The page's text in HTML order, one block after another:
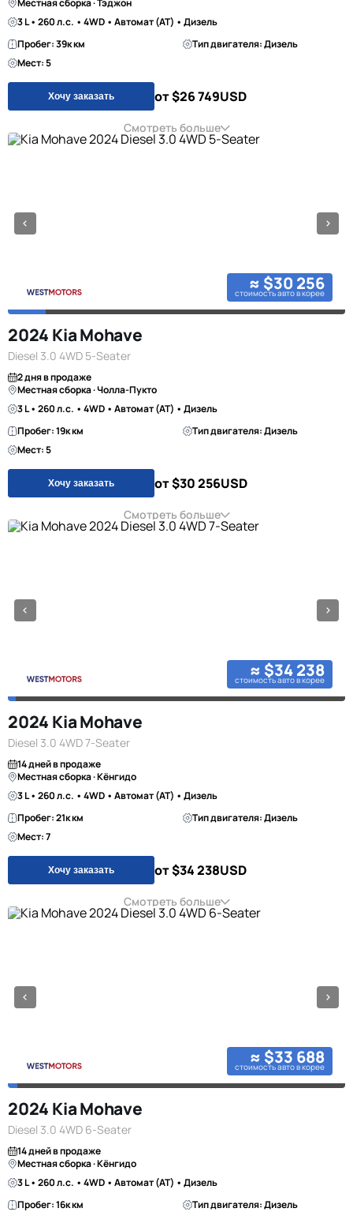
Местная сборка · Тэджон
3 L • 260 л.с. • 4WD • Автомат (AT) • Дизель
Пробег: 39к км
Тип двигателя: Дизель
Мест: 5
Хочу заказать от $26 749USD
Смотреть больше
≈ $30 256
стоимость авто в корее
2024 Kia Mohave
Diesel 3.0 4WD 5-Seater
2 дня в продаже
Местная сборка · Чолла-Пукто
3 L • 260 л.с. • 4WD • Автомат (AT) • Дизель
Пробег: 19к км
Тип двигателя: Дизель
Мест: 5
Хочу заказать от $30 256USD
Смотреть больше
≈ $34 238
стоимость авто в корее
2024 Kia Mohave
Diesel 3.0 4WD 7-Seater
14 дней в продаже
Местная сборка · Кёнгидо
3 L • 260 л.с. • 4WD • Автомат (AT) • Дизель
Пробег: 21к км
Тип двигателя: Дизель
Мест: 7
Хочу заказать от $34 238USD
Смотреть больше
≈ $33 688
стоимость авто в корее
2024 Kia Mohave
Diesel 3.0 4WD 6-Seater
14 дней в продаже
Местная сборка · Кёнгидо
3 L • 260 л.с. • 4WD • Автомат (AT) • Дизель
Пробег: 16к км
Тип двигателя: Дизель